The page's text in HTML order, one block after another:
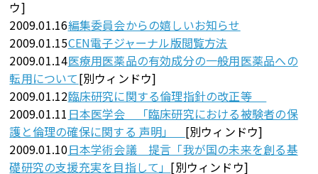
ウ]
2009.01.16編集委員会からの嬉しいお知らせ
2009.01.15CEN電子ジャーナル版閲覧方法
2009.01.14医療用医薬品の有効成分の一般用医薬品への
転用について[別ウィンドウ]
2009.01.12臨床研究に関する倫理指針の改正等
2009.01.11 日本医学会 「臨床研究における被験者の保
護と倫理の確保に関する 声明」 [別ウィンドウ]
2009.01.10日本学術会議 提言「我が国の未来を創る基
礎研究の支援充実を目指して」 [別ウィンドウ]